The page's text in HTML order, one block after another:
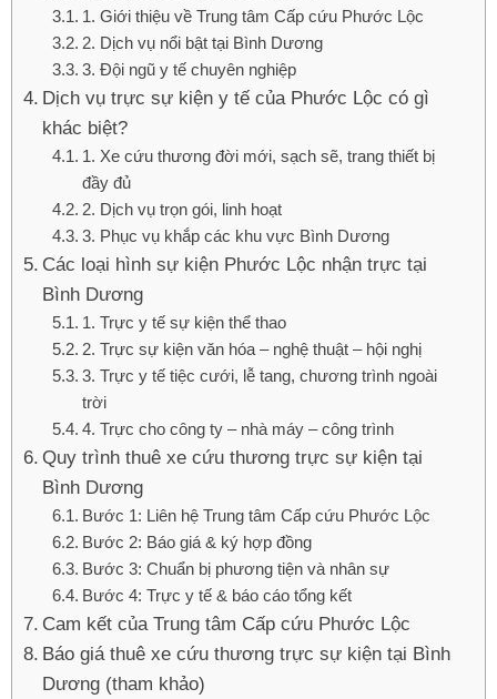
1. Giới thiệu về Trung tâm Cấp cứu Phước Lộc
2. Dịch vụ nổi bật tại Bình Dương
3. Đội ngũ y tế chuyên nghiệp
Dịch vụ trực sự kiện y tế của Phước Lộc có gì
khác biệt?
1. Xe cứu thương đời mới, sạch sẽ, trang thiết bị
đầy đủ
2. Dịch vụ trọn gói, linh hoạt
3. Phục vụ khắp các khu vực Bình Dương
Các loại hình sự kiện Phước Lộc nhận trực tại
Bình Dương
1. Trực y tế sự kiện thể thao
2. Trực sự kiện văn hóa – nghệ thuật – hội nghị
3. Trực y tế tiệc cưới, lễ tang, chương trình ngoài
trời
4. Trực cho công ty – nhà máy – công trình
Quy trình thuê xe cứu thương trực sự kiện tại
Bình Dương
Bước 1: Liên hệ Trung tâm Cấp cứu Phước Lộc
Bước 2: Báo giá & ký hợp đồng
Bước 3: Chuẩn bị phương tiện và nhân sự
Bước 4: Trực y tế & báo cáo tổng kết
Cam kết của Trung tâm Cấp cứu Phước Lộc
Báo giá thuê xe cứu thương trực sự kiện tại Bình
Dương (tham khảo)